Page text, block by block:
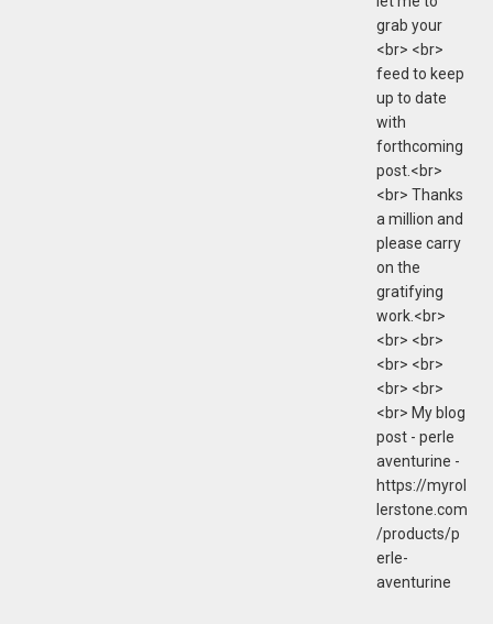
grab your
<br> <br>
feed to keep
up to date
with
forthcoming
post.<br>
<br> Thanks
a million and
please carry
on the
gratifying
work.<br>
<br> <br>
<br> <br>
<br> <br>
<br> My blog
post - perle
aventurine -
https://myrol
lerstone.com
/products/p
erle-
aventurine